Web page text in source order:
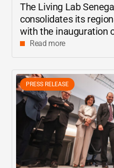
The Living Lab
consolidates its
with the inauguration
center
Read more
PRESS RELEASE